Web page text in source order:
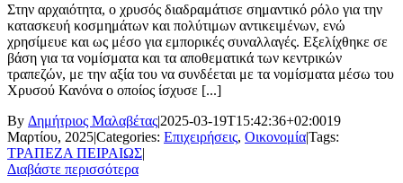
Στην αρχαιότητα, ο χρυσός διαδραμάτισε σημαντικό ρόλο για την
κατασκευή κοσμημάτων και πολύτιμων αντικειμένων, ενώ
χρησίμευε και ως μέσο για εμπορικές συναλλαγές. Εξελίχθηκε σε
βάση για τα νομίσματα και τα αποθεματικά των κεντρικών
τραπεζών, με την αξία του να συνδέεται με τα νομίσματα μέσω του
Χρυσού Κανόνα ο οποίος ίσχυσε [...]
By Δημήτριος Μαλαβέτας|2025-03-19T15:42:36+02:0019
Μαρτίου, 2025|Categories: Επιχειρήσεις, Οικονομία|Tags:
ΤΡΑΠΕΖΑ ΠΕΙΡΑΙΩΣ|
Διαβάστε περισσότερα